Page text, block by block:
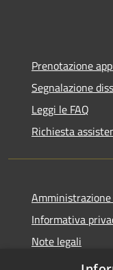
Prenotazione
Segnalazione
Leggi le FAQ
Richiesta
Informativa
Note legali
Dichiarazione di